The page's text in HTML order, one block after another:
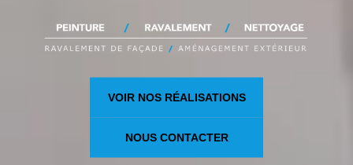
VOIR NOS RÉALISATIONS
NOUS CONTACTER